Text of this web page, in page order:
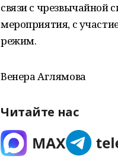
связи с чрезвычайной
мероприятия, с
режим.
Венера Аглямова
Читайте нас